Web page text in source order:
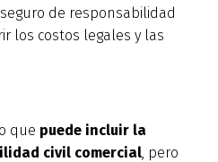
de responsabilidad
los costos legales y las
que puede incluir la
civil comercial, pero